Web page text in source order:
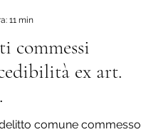
commessi
ex art.
comune commesso
11 min